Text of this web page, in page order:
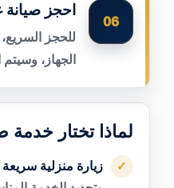
06
احجز
للحجز
الجهاز،
لماذا تختار
✓ زيارة منزلية سريعة